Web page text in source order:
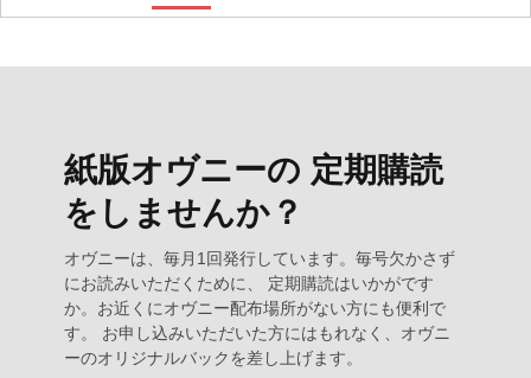
紙版オヴニーの 定期購読
をしませんか？
オヴニーは、毎月1回発行しています。毎号欠かさず
にお読みいただくために、 定期購読はいかがです
か。お近くにオヴニー配布場所がない方にも便利で
す。 お申し込みいただいた方にはもれなく、オヴニ
ーのオリジナルバックを差し上げます。